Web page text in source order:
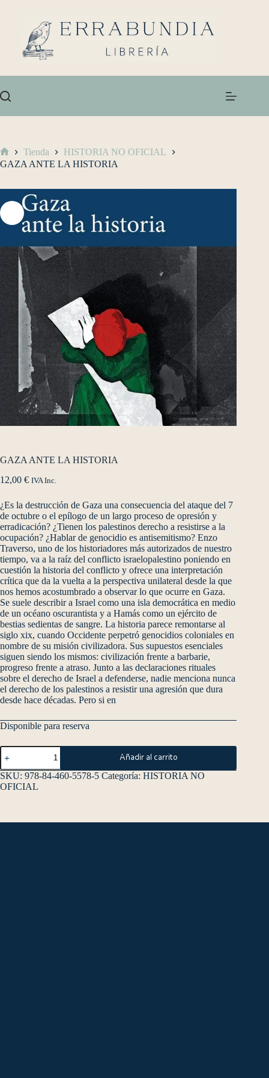
Tienda
HISTORIA NO OFICIAL
GAZA ANTE LA HISTORIA
GAZA ANTE LA HISTORIA
12,00 € IVA Inc.
¿Es la destrucción de Gaza una consecuencia del ataque del 7
de octubre o el epílogo de un largo proceso de opresión y
erradicación? ¿Tienen los palestinos derecho a resistirse a la
ocupación? ¿Hablar de genocidio es antisemitismo? Enzo
Traverso, uno de los historiadores más autorizados de nuestro
tiempo, va a la raíz del conflicto israelopalestino poniendo en
cuestión la historia del conflicto y ofrece una interpretación
crítica que da la vuelta a la perspectiva unilateral desde la que
nos hemos acostumbrado a observar lo que ocurre en Gaza.
Se suele describir a Israel como una isla democrática en medio
de un océano oscurantista y a Hamás como un ejército de
bestias sedientas de sangre. La historia parece remontarse al
siglo xix, cuando Occidente perpetró genocidios coloniales en
nombre de su misión civilizadora. Sus supuestos esenciales
siguen siendo los mismos: civilización frente a barbarie,
progreso frente a atraso. Junto a las declaraciones rituales
sobre el derecho de Israel a defenderse, nadie menciona nunca
el derecho de los palestinos a resistir una agresión que dura
desde hace décadas. Pero si en
Disponible para reserva
Añadir al carrito
SKU: 978-84-460-5578-5 Categoría: HISTORIA NO
OFICIAL